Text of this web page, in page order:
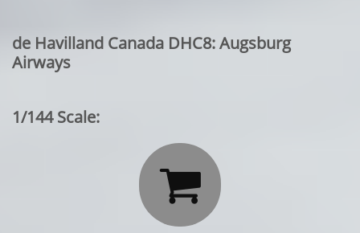
de Havilland Canada DHC8: Augsburg
Airways
1/144 Scale:
